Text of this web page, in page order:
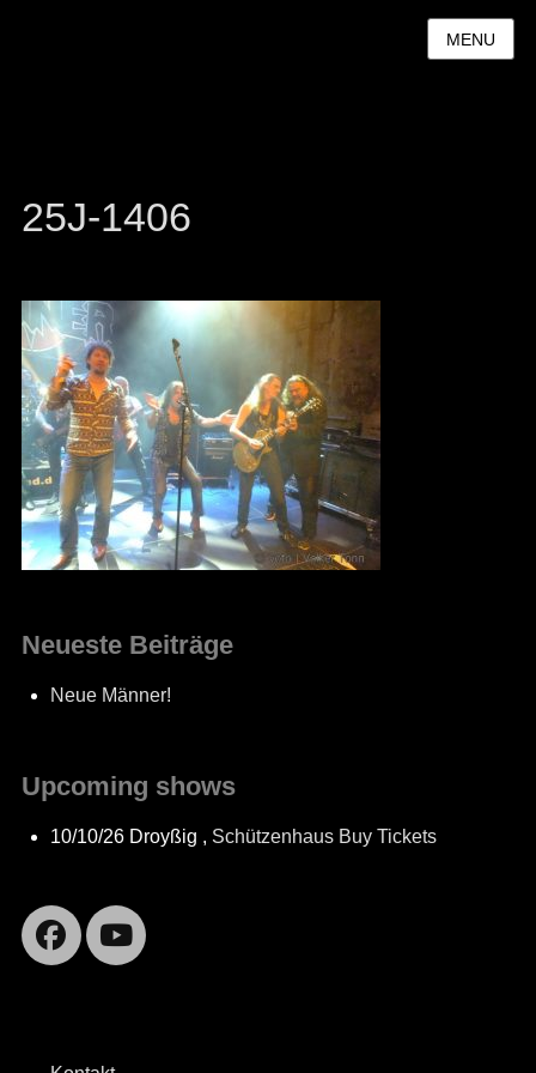
MENU
25J-1406
Neueste Beiträge
Neue Männer!
Upcoming shows
10/10/26 Droyßig , Schützenhaus Buy Tickets
Facebook
YouTube